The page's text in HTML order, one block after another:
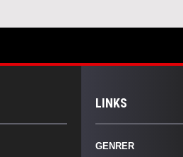
LINKS
GENRER